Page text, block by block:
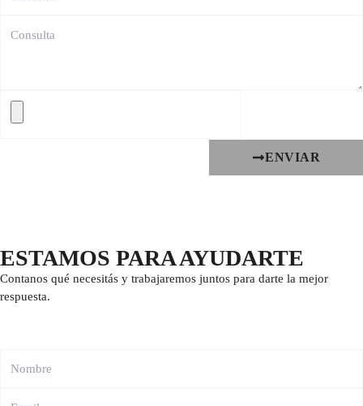
ENVIAR
ESTAMOS PARA AYUDARTE
Contanos qué necesitás y trabajaremos juntos para darte la mejor
respuesta.